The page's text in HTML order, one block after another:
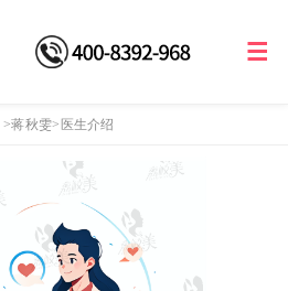
>蒋秋雯>医生介绍